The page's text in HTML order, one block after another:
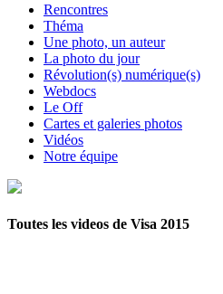
Rencontres
Théma
Une photo, un auteur
La photo du jour
Révolution(s) numérique(s)
Webdocs
Le Off
Cartes et galeries photos
Vidéos
Notre équipe
Toutes les videos de Visa 2015